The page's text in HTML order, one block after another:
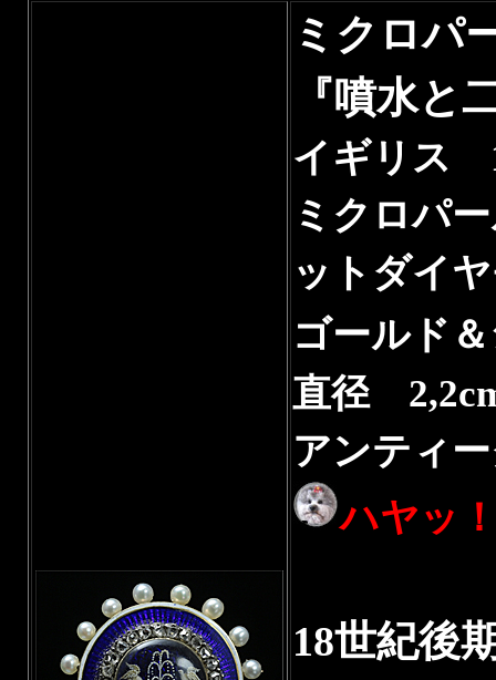
ミクロパ
『噴水と
イギリス
ミクロパ
ットダイ
ゴールド
直径
アンティ
ハヤッ
18世紀後